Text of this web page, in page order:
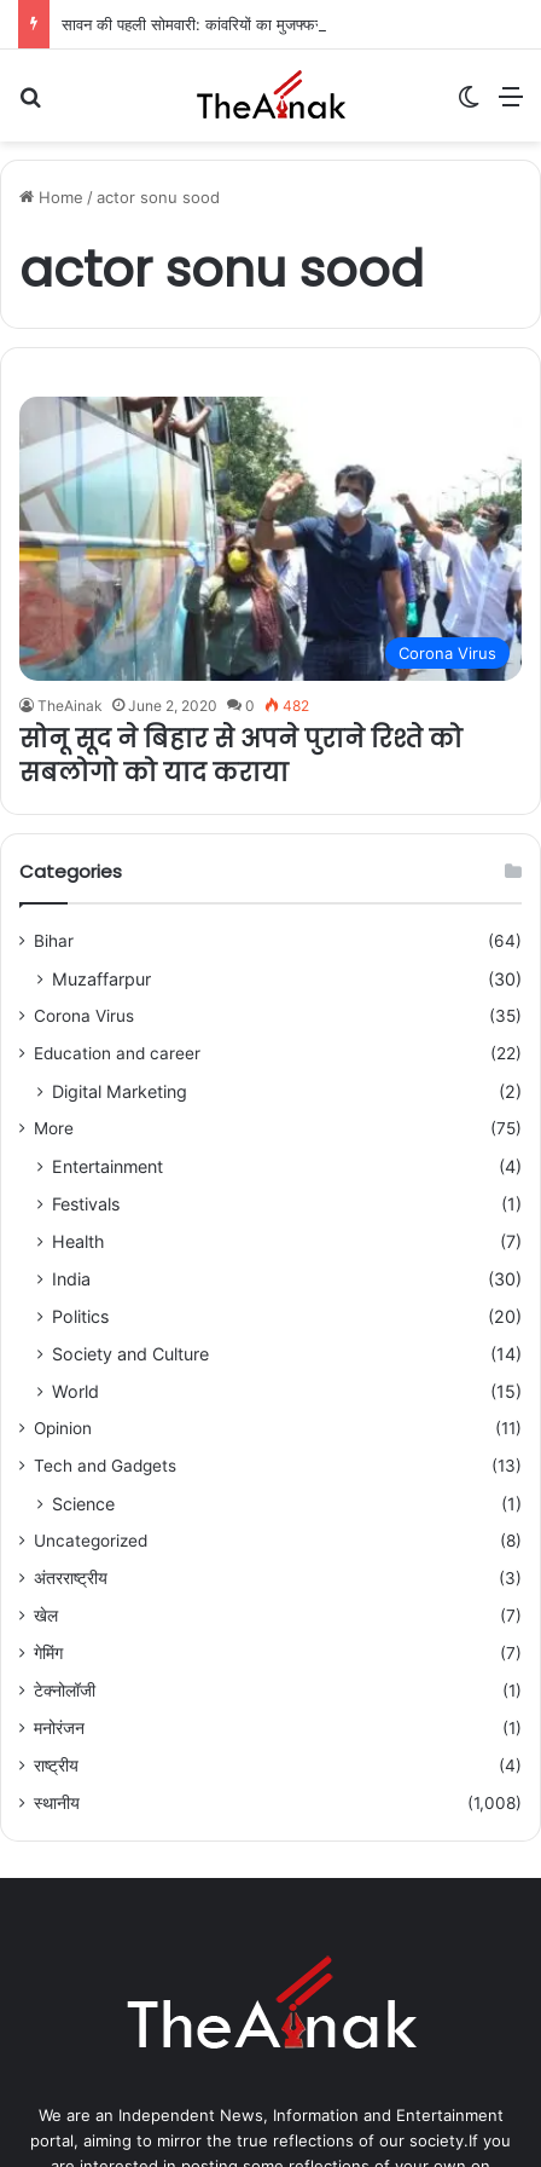
Home /actor sonu sood
actor sonu sood
Corona Virus
TheAinak June 2, 2020 0 482
सोनू सूद ने बिहार से अपने पुराने रिश्ते को
सबलोगो को याद कराया
Categories
Bihar (64)
Muzaffarpur (30)
Corona Virus
(35)
Education and career
(22)
Digital Marketing (2)
More (75)
Entertainment
(4)
Festivals
(1)
Health
(7)
India
(30)
Politics
(20)
Society and Culture
(14)
World
(15)
Opinion
(11)
Tech and Gadgets
(13)
Science (1)
Uncategorized
(8)
अंतरराष्ट्रीय
(3)
खेल
(7)
गेमिंग
(7)
टेक्नोलॉजी
(1)
मनोरंजन
(1)
राष्ट्रीय
(4)
स्थानीय
(1,008)
We are an Independent News, Information and Entertainment
portal, aiming to mirror the true reflections of our society.If you